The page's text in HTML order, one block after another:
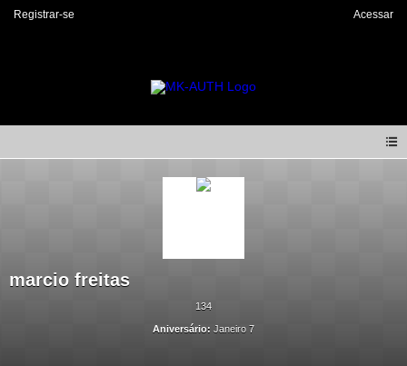
Registrar-se Acessar
marcio freitas
134
Aniversário: Janeiro 7